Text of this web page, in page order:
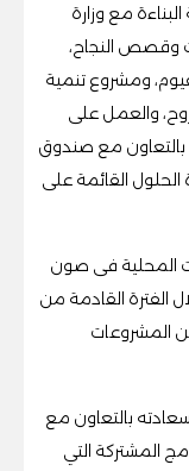
مع وزارة
وقصص النجاح،
ومشروع تنمية
والعمل على
بالتعاون مع صندوق
الحلول القائمة على
المحلية فى صون
الفترة القادمة من
المشروعات
بالتعاون مع
المشتركة التي